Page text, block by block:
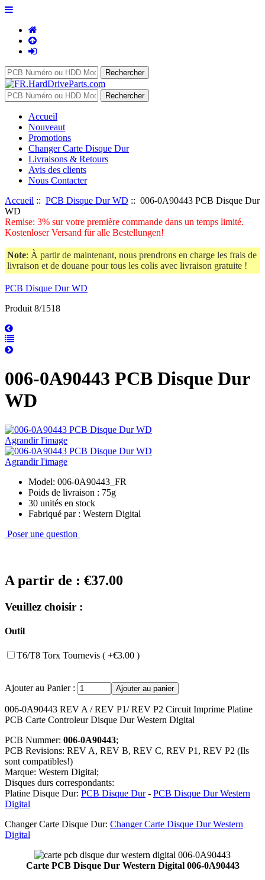
Accueil
Nouveaut
Promotions
Changer Carte Disque Dur
Livraisons & Retours
Avis des clients
Nous Contacter
Accueil :: PCB Disque Dur WD :: 006-0A90443 PCB Disque Dur
WD
Remise: 3% sur votre première commande dans un temps limité.
Kostenloser Versand für alle Bestellungen!
Note: À partir de maintenant, nous prendrons en charge les frais de
livraison et de douane pour tous les colis avec livraison gratuite !
PCB Disque Dur WD
Produit 8/1518
006-0A90443 PCB Disque Dur
WD
Agrandir l'image
Agrandir l'image
Model: 006-0A90443_FR
Poids de livraison : 75g
30 unités en stock
Fabriqué par : Western Digital
Poser une question
A partir de : €37.00
Veuillez choisir :
Outil
T6/T8 Torx Tournevis ( +€3.00 )
Ajouter au Panier :
006-0A90443 REV A / REV P1/ REV P2 Circuit Imprime Platine
PCB Carte Controleur Disque Dur Western Digital
PCB Nummer: 006-0A90443;
PCB Revisions: REV A, REV B, REV C, REV P1, REV P2 (Ils
sont compatibles!)
Marque: Western Digital;
Disques durs correspondants:
Platine Disque Dur: PCB Disque Dur- PCB Disque Dur Western
Digital
Changer Carte Disque Dur: Changer Carte Disque Dur Western
Digital
Carte PCB Disque Dur Western Digital 006-0A90443